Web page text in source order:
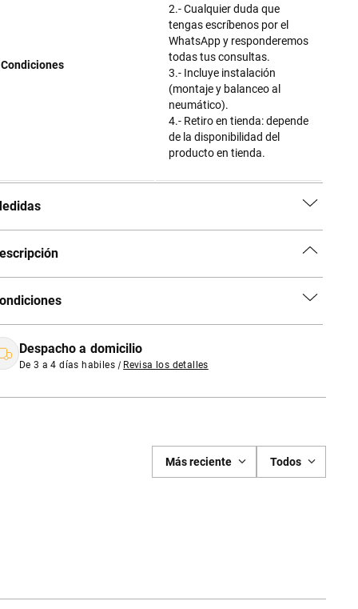
Condiciones
2.- Cualquier duda que
tengas escríbenos por el
WhatsApp y responderemos
todas tus consultas.
3.- Incluye instalación
(montaje y balanceo al
neumático).
4.- Retiro en tienda: depende
de la disponibilidad del
producto en tienda.
Despacho a domicilio
De 3 a 4 días habiles | Revisa los detalles
Más reciente Todos